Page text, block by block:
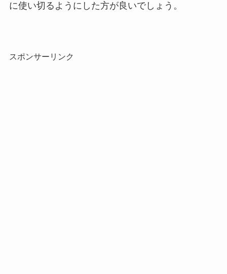
に使い切るようにした方が良いでしょう。
スポンサーリンク